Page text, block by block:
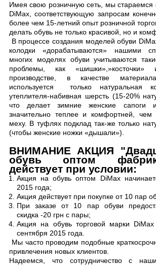
Имея свою розничную сеть, мы стараемся
DiMax, соответствующую запросам
более чем 15-летний опыт розничной
делать обувь не только красивой, но и
В процессе создания моделей обуви
колодки «дорабатываются» нашими
многих моделях обуви учитываются
проблемы, как
производстве, в качестве
используется только натуральная
утеплителя-набивная шерсть (15-20%
что делает зимние женские сапоги
значительно теплее и комфортней, чем
меху. В туфлях подклад так-же только
(чтобы женские ножки «дышали»).
ВНИМАНИЕ АКЦИЯ
обувь оптом
действует при условии:
Акция на обувь оптом DiMax
2015 года;
Акция действует при покупке от 10 пар
При заказе от 10 пар обуви
скидка -20 грн с пары;
Акция на обувь торговой марки
сентября 2015 года.
Мы часто проводим подобные
привлечения новых клиентов.
Надеемся, что сотрудничество с